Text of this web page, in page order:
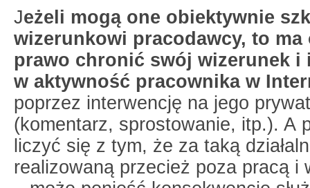
Jeżeli mogą one obiektywnie
wizerunkowi pracodawcy, to ma
prawo chronić swój wizerunek i
w aktywność pracownika w
poprzez interwencję na jego
(komentarz, sprostowanie, itp.). A
liczyć się z tym, że za taką
realizowaną przecież poza pracą i